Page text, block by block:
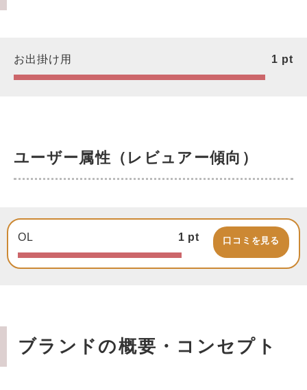
お出掛け用 1 pt
ユーザー属性（レビュアー傾向）
OL 1 pt 口コミを見る
ブランドの概要・コンセプト